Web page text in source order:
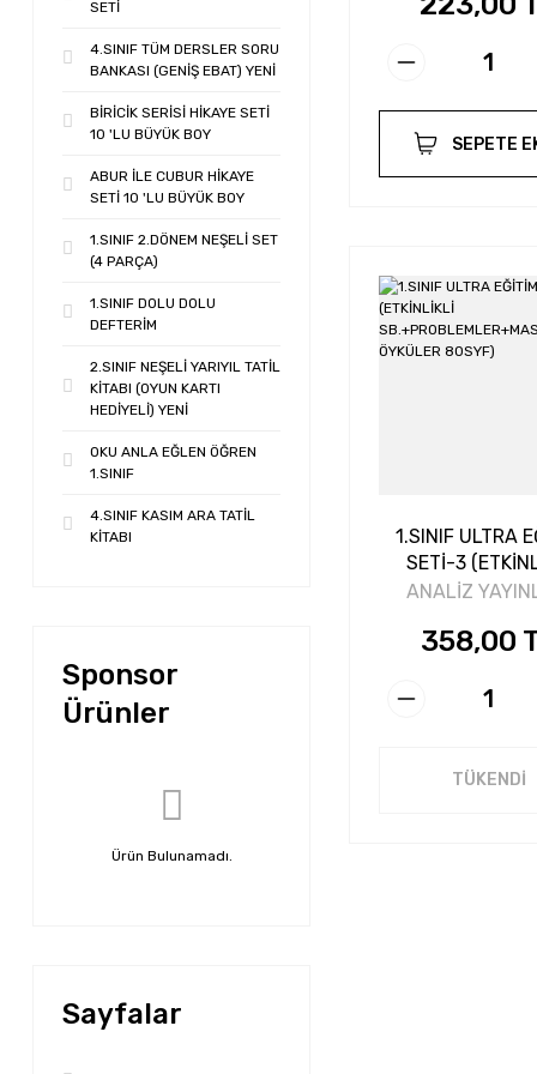
SETİ
4.SINIF TÜM DERSLER SORU
BANKASI (GENİŞ EBAT) YENİ
BİRİCİK SERİSİ HİKAYE SETİ
10 'LU BÜYÜK BOY
ABUR İLE CUBUR HİKAYE
SETİ 10 'LU BÜYÜK BOY
1.SINIF 2.DÖNEM NEŞELİ SET
(4 PARÇA)
1.SINIF DOLU DOLU
DEFTERİM
2.SINIF NEŞELİ YARIYIL TATİL
KİTABI (OYUN KARTI
HEDİYELİ) YENİ
OKU ANLA EĞLEN ÖĞREN
1.SINIF
4.SINIF KASIM ARA TATİL
KİTABI
Sponsor
Ürünler
Ürün Bulunamadı.
Sayfalar
SEPETE
1.SINIF ULTRA
SETİ-3
ANALİZ
358,00
TÜKENDİ